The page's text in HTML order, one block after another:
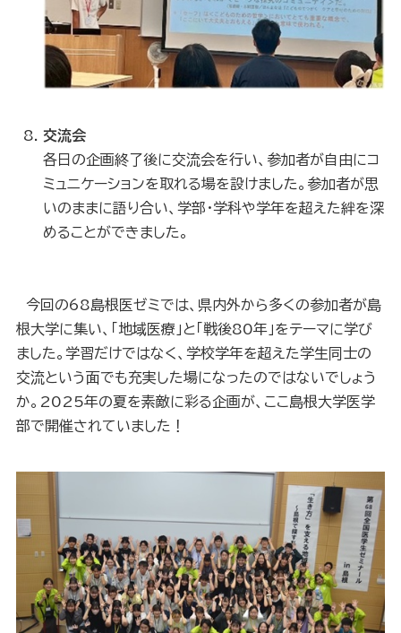
交流会
各日の企画終了後に交流会を行い、参加者が自由にコ
ミュニケーションを取れる場を設けました。参加者が思
いのままに語り合い、学部・学科や学年を超えた絆を深
めることができました。
今回の68島根医ゼミでは、県内外から多くの参加者が島
根大学に集い、「地域医療」と「戦後80年」をテーマに学び
ました。学習だけではなく、学校学年を超えた学生同士の
交流という面でも充実した場になったのではないでしょう
か。2025年の夏を素敵に彩る企画が、ここ島根大学医学
部で開催されていました！